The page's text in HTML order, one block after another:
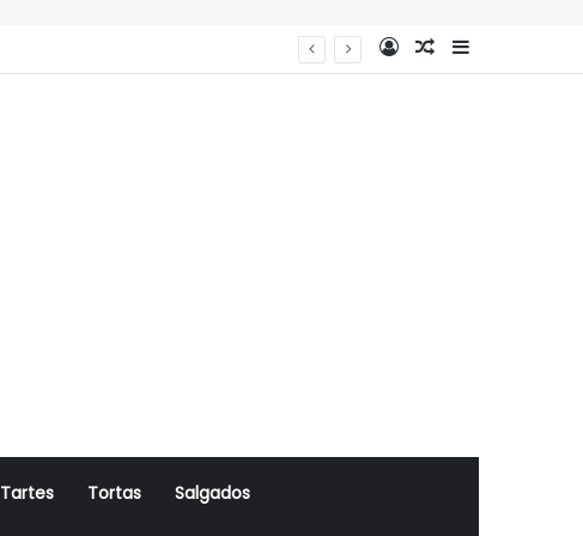
Log InArtigo Aleatório
Sidebar
Tartes Tortas Salgados